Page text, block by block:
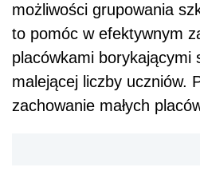
możliwości grupowania
to pomóc w efektywnym
placówkami borykającymi
malejącej liczby uczniów.
zachowanie małych